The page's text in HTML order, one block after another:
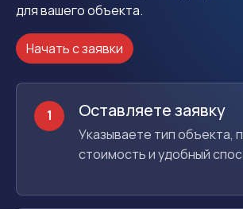
для вашего объекта.
Начать с заявки
1 Оставляете заявку
Указываете тип объекта,
стоимость и удобный